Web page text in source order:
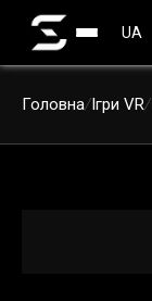
UA
Головна/Ігри VR/